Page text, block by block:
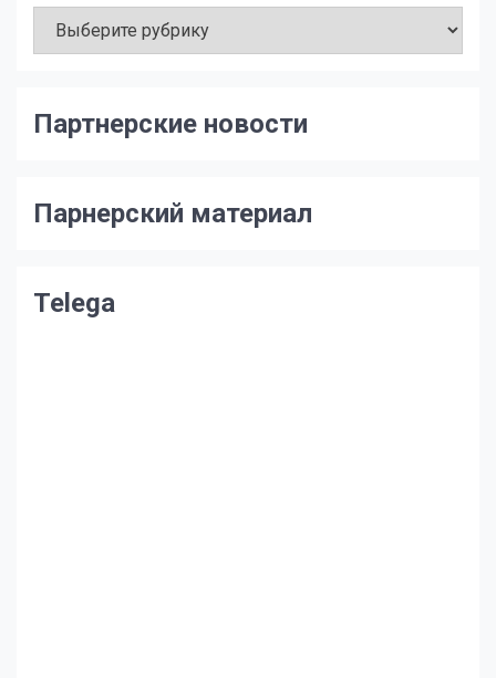
Сайта
Партнерские новости
Парнерский материал
Telega